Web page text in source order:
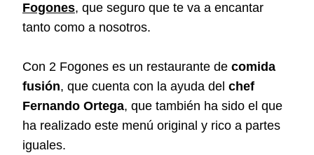
Fogones, que seguro que te va a encantar
tanto como a nosotros.
Con 2 Fogones es un restaurante de comida
fusión, que cuenta con la ayuda del chef
Fernando Ortega, que también ha sido el que
ha realizado este menú original y rico a partes
iguales.